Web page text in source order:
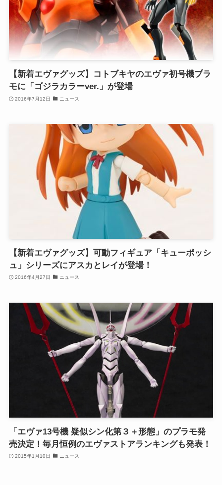
【新着エヴァグッズ】コトブキヤのエヴァ初号機プラ
モに「ゴジラカラーver.」が登場
2016年7月12日 ニュース
【新着エヴァグッズ】可動フィギュア「キューポッシ
ュ」シリーズにアスカとレイが登場！
2016年4月27日 ニュース
「エヴァ13号機 疑似シン化第３＋形態」のプラモ発
売決定！毎月恒例のエヴァストアランキングも発表！
2015年1月10日 ニュース